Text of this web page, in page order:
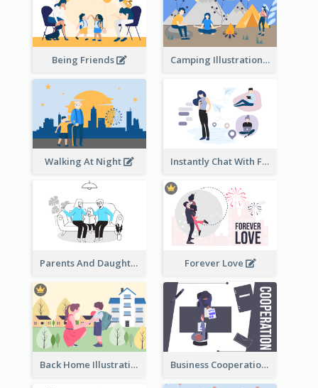
Being Friends Camping Illustration
Walking At Night Instantly Chat With Friends Illustration
Parents And Daughter Forever Love
Back Home Illustration Business Cooperation